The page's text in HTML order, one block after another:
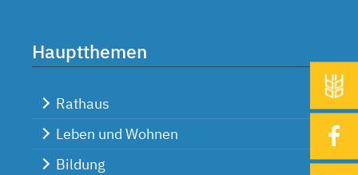
Hauptthemen
Rathaus
Leben und Wohnen
Bildung